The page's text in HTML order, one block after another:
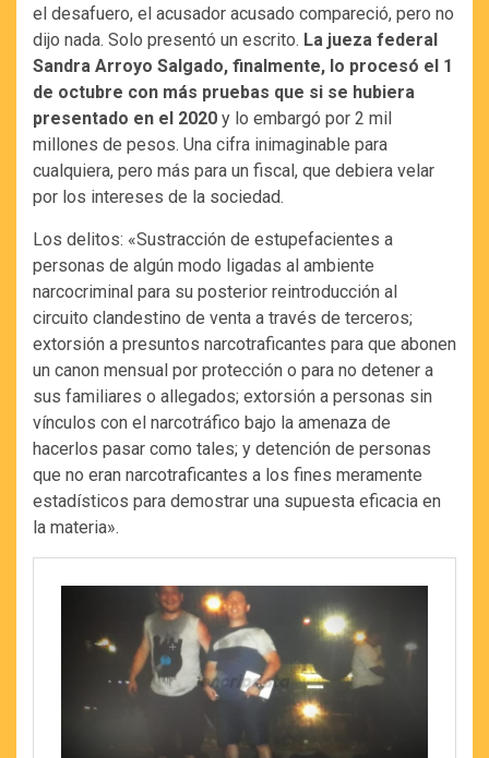
el desafuero, el acusador acusado compareció, pero no
dijo nada. Solo presentó un escrito. La jueza federal
Sandra Arroyo Salgado, finalmente, lo procesó el 1
de octubre con más pruebas que si se hubiera
presentado en el 2020 y lo embargó por 2 mil
millones de pesos. Una cifra inimaginable para
cualquiera, pero más para un fiscal, que debiera velar
por los intereses de la sociedad.
Los delitos: «Sustracción de estupefacientes a
personas de algún modo ligadas al ambiente
narcocriminal para su posterior reintroducción al
circuito clandestino de venta a través de terceros;
extorsión a presuntos narcotraficantes para que abonen
un canon mensual por protección o para no detener a
sus familiares o allegados; extorsión a personas sin
vínculos con el narcotráfico bajo la amenaza de
hacerlos pasar como tales; y detención de personas
que no eran narcotraficantes a los fines meramente
estadísticos para demostrar una supuesta eficacia en
la materia».